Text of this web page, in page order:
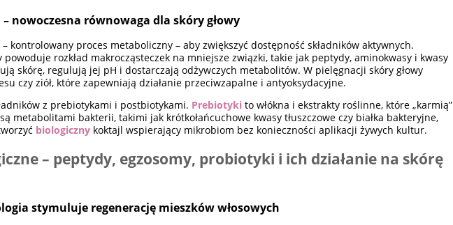
nowoczesna równowaga dla skóry głowy
– kontrolowany proces metaboliczny – aby zwiększyć dostępność składników aktywnych.
rozkład makrocząsteczek na mniejsze związki, takie jak peptydy, aminokwasy i kwasy
skórę, regulują jej pH i dostarczają odżywczych metabolitów. W pielęgnacji skóry głowy
czy ziół, które zapewniają działanie przeciwzapalne i antyoksydacyjne.
z prebiotykami i postbiotykami. Prebiotyki to włókna i ekstrakty roślinne, które „karmią”
są metabolitami bakterii, takimi jak krótkołańcuchowe kwasy tłuszczowe czy białka bakteryjne,
biologiczny koktajl wspierający mikrobiom bez konieczności aplikacji żywych kultur.
– peptydy, egzosomy, probiotyki i ich działanie na skórę
stymuluje regenerację mieszków włosowych